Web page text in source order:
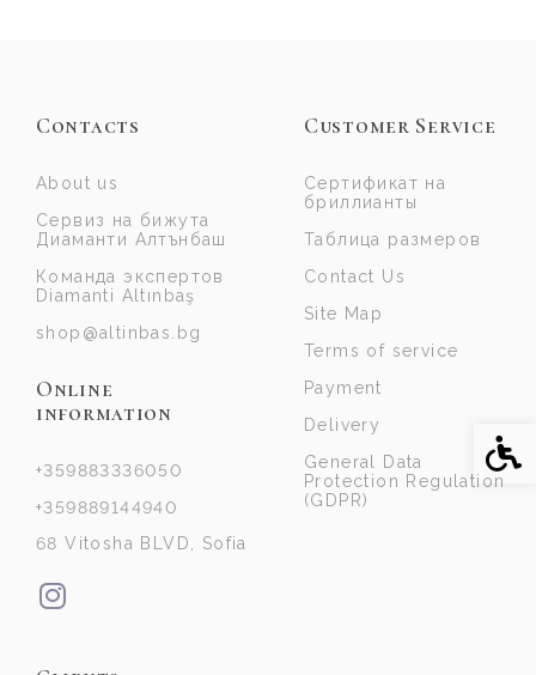
Contacts
About us
Сервиз на бижута
Диаманти Алтънбаш
Команда экспертов
Diamanti Altınbaş
shop@altinbas.bg
Online
information
+359883336050
+359889144940
68 Vitosha BLVD, Sofia
Customer Service
Сертификат на
бриллианты
Таблица размеров
Contact Us
Site Map
Terms of service
Payment
Delivery
General Data
Protection Regulation
(GDPR)